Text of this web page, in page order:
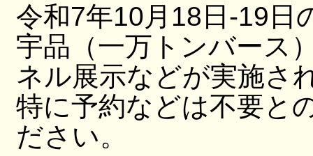
令和7年10月18日-19日
宇品（一万トンバース
ネル展示などが実施さ
特に予約などは不要と
ださい。